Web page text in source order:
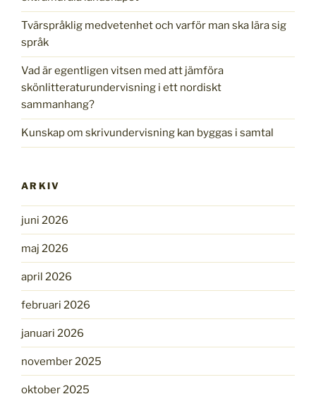
Tvärspråklig medvetenhet och varför man ska lära sig
språk
Vad är egentligen vitsen med att jämföra
skönlitteraturundervisning i ett nordiskt
sammanhang?
Kunskap om skrivundervisning kan byggas i samtal
ARKIV
juni 2026
maj 2026
april 2026
februari 2026
januari 2026
november 2025
oktober 2025